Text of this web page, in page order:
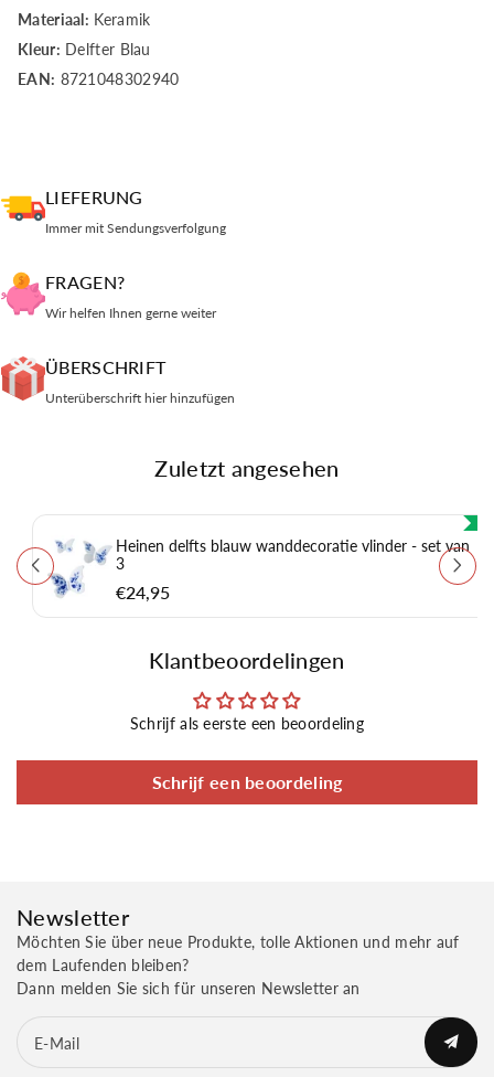
Materiaal: Keramik
Kleur: Delfter Blau
EAN: 8721048302940
LIEFERUNG
Immer mit Sendungsverfolgung
FRAGEN?
Wir helfen Ihnen gerne weiter
ÜBERSCHRIFT
Unterüberschrift hier hinzufügen
Zuletzt angesehen
Heinen delfts blauw wanddecoratie vlinder - set van
3
€24,95
Klantbeoordelingen
Schrijf als eerste een beoordeling
Schrijf een beoordeling
Newsletter
Möchten Sie über neue Produkte, tolle Aktionen und mehr auf
dem Laufenden bleiben?
Dann melden Sie sich für unseren Newsletter an
E-Mail